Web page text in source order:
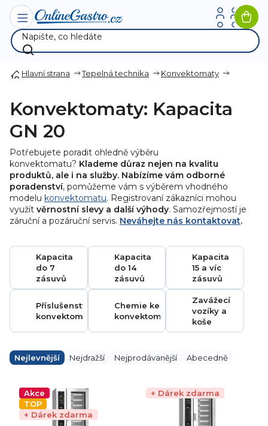
Přejít
obsah
Hlavní strana Tepelná technika Konvektomaty
Konvektomaty: Kapacita
GN 20
Potřebujete poradit ohledně výběru
konvektomatu? Klademe důraz nejen na kvalitu
produktů, ale i na služby. Nabízíme vám odborné
poradenství, pomůžeme vám s výběrem vhodného
modelu konvektomatu. Registrovaní zákazníci mohou
využít věrnostní slevy a další výhody. Samozřejmostí je
záruční a pozáruční servis. Neváhejte nás kontaktovat.
Kapacita
do 7
zásuvů
Kapacita
do 14
zásuvů
Kapacita
15 a víc
zásuvů
Příslušenství ke
konvektomatům
Chemie ke
konvektomatům
Zavážecí
vozíky a
koše
a
z
Nejlevnější Nejdražší Nejprodávanější Abecedně
Akce
TOP
+ Dárek zdarma
+ Dárek zdarma